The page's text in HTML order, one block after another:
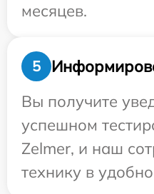
месяцев.
5
Вы получите
успешном
Zelmer, и наш
технику в